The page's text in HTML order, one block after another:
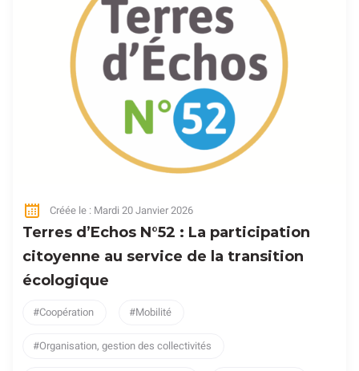
Créée le : Mardi 20 Janvier 2026
Terres d’Echos N°52 : La participation
citoyenne au service de la transition
écologique
Coopération Mobilité
Organisation, gestion des collectivités